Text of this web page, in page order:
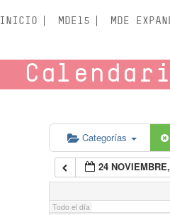
INICIO MDE15 MDE
Categorías
24
Todo el día
5:00 am
6:00 am
7:00 am